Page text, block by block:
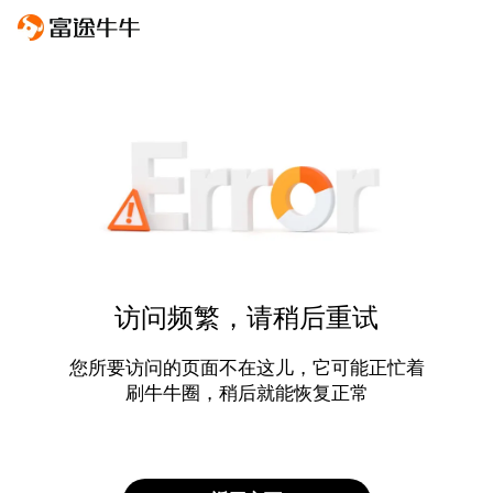
访问频繁，请稍后重试
您所要访问的页面不在这儿，它可能正忙着
刷牛牛圈，稍后就能恢复正常